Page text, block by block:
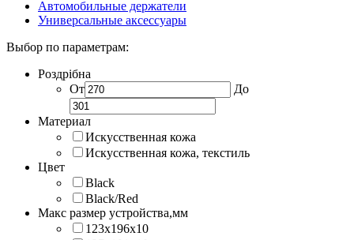
Автомобильные держатели
Универсальные аксессуары
Выбор по параметрам:
Роздрібна
От
До
Материал
Искусственная кожа
Искусственная кожа, текстиль
Цвет
Black
Black/Red
Макс размер устройства,мм
123х196х10